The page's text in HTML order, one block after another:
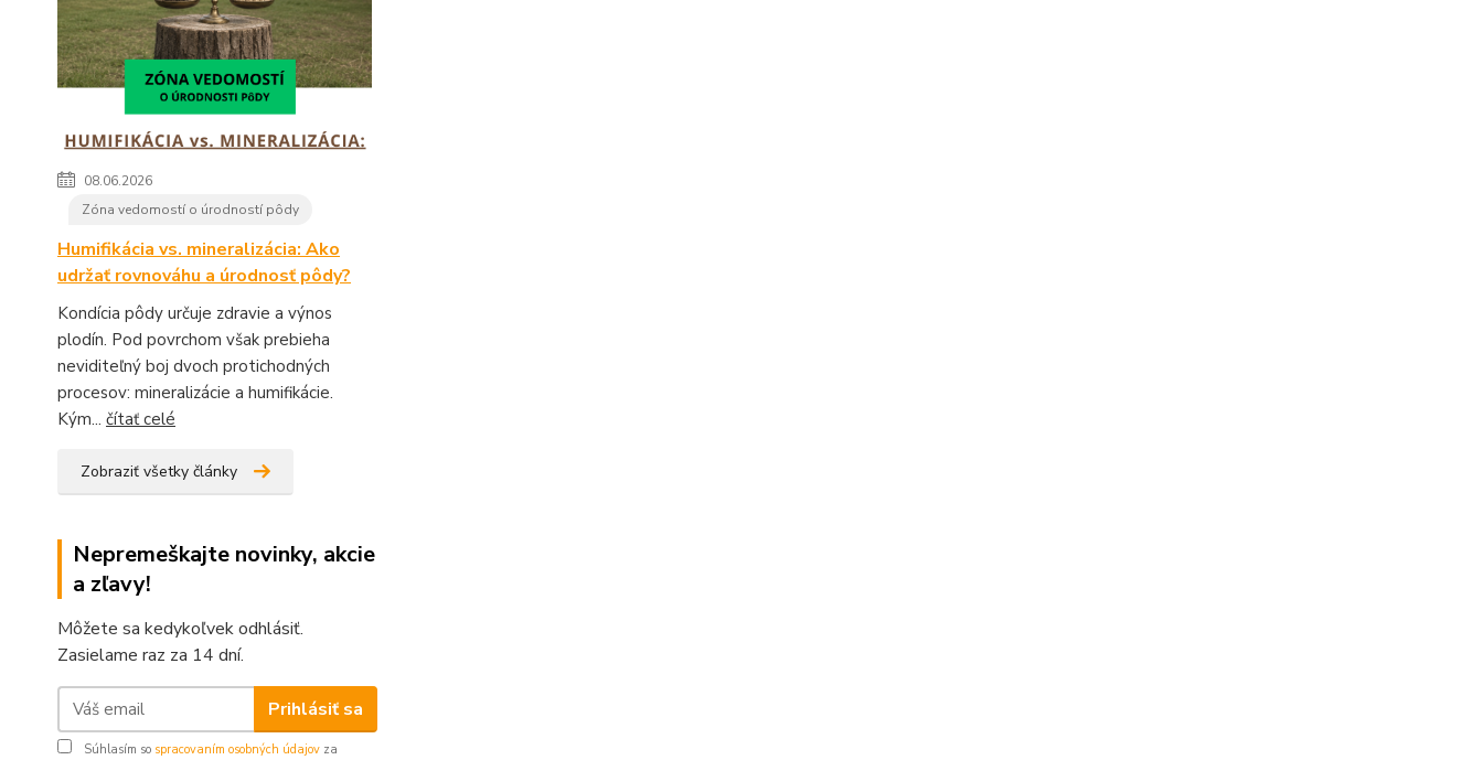
08.06.2026
Zóna vedomostí o úrodností pôdy
Humifikácia vs. mineralizácia: Ako
udržať rovnováhu a úrodnosť pôdy?
Kondícia pôdy určuje zdravie a výnos
plodín. Pod povrchom však prebieha
neviditeľný boj dvoch protichodných
procesov: mineralizácie a humifikácie.
Kým... čítať celé
Zobraziť všetky články
Nepremeškajte novinky, akcie
a zľavy!
Môžete sa kedykoľvek odhlásiť.
Zasielame raz za 14 dní.
Prihlásiť sa
Súhlasím so spracovaním osobných údajov za